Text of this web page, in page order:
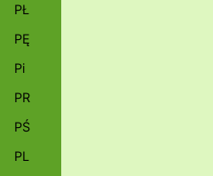
PŁ
PĘ
Pi
PR
PŚ
PL